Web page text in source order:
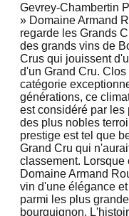
Gevrey-Chambertin
» Domaine Armand
regarde les Grands
des grands vins de
Crus qui jouissent
d'un Grand Cru.
catégorie
générations, ce
est considéré par les
des plus nobles
prestige est tel que
Grand Cru qui
classement. Lorsque
Domaine Armand
vin d'une élégance
parmi les plus
bourguignon.